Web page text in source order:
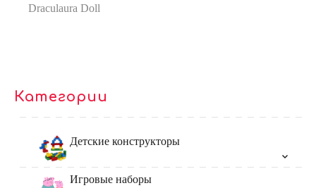
Draculaura Doll
Категории
Детские конструкторы
Игровые наборы